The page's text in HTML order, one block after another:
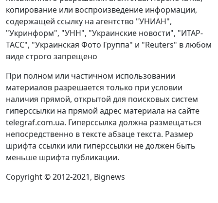
копирование или воспроизведение информации,
содержащей ссылку на агентство "УНИАН",
"Укринформ", "УНН", "Украинские новости", "ИТАР-
ТАСС", "Украинская Фото Группа" и "Reuters" в любом
виде строго запрещено
При полном или частичном использовании
материалов разрешается только при условии
наличия прямой, открытой для поисковых систем
гиперссылки на прямой адрес материала на сайте
telegraf.com.ua. Гиперссылка должна размещаться
непосредственно в тексте абзаце текста. Размер
шрифта ссылки или гиперссылки не должен быть
меньше шрифта публикации.
Copyright © 2012-2021, Bignews